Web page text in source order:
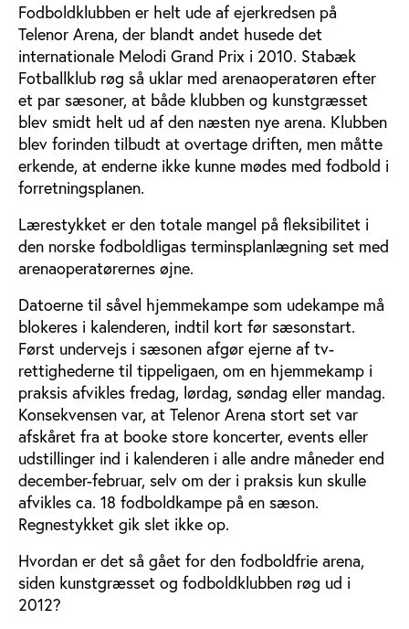
Fodboldklubben er helt ude af ejerkredsen på
Telenor Arena, der blandt andet husede det
internationale Melodi Grand Prix i 2010. Stabæk
Fotballklub røg så uklar med arenaoperatøren efter
et par sæsoner, at både klubben og kunstgræsset
blev smidt helt ud af den næsten nye arena. Klubben
blev forinden tilbudt at overtage driften, men måtte
erkende, at enderne ikke kunne mødes med fodbold i
forretningsplanen.
Lærestykket er den totale mangel på fleksibilitet i
den norske fodboldligas terminsplanlægning set med
arenaoperatørernes øjne.
Datoerne til såvel hjemmekampe som udekampe må
blokeres i kalenderen, indtil kort før sæsonstart.
Først undervejs i sæsonen afgør ejerne af tv-
rettighederne til tippeligaen, om en hjemmekamp i
praksis afvikles fredag, lørdag, søndag eller mandag.
Konsekvensen var, at Telenor Arena stort set var
afskåret fra at booke store koncerter, events eller
udstillinger ind i kalenderen i alle andre måneder end
december-februar, selv om der i praksis kun skulle
afvikles ca. 18 fodboldkampe på en sæson.
Regnestykket gik slet ikke op.
Hvordan er det så gået for den fodboldfrie arena,
siden kunstgræsset og fodboldklubben røg ud i
2012?